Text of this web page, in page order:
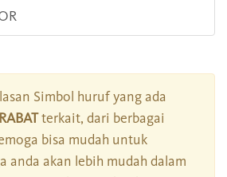
Simbol huruf yang ada
terkait, dari berbagai
bisa mudah untuk
anda akan lebih mudah dalam